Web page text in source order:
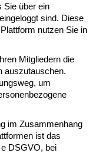
Sie über ein
sind. Diese
nutzen Sie in
Mitgliedern die
auszutauschen.
um
im Zusammenhang
ist das
DSGVO, bei